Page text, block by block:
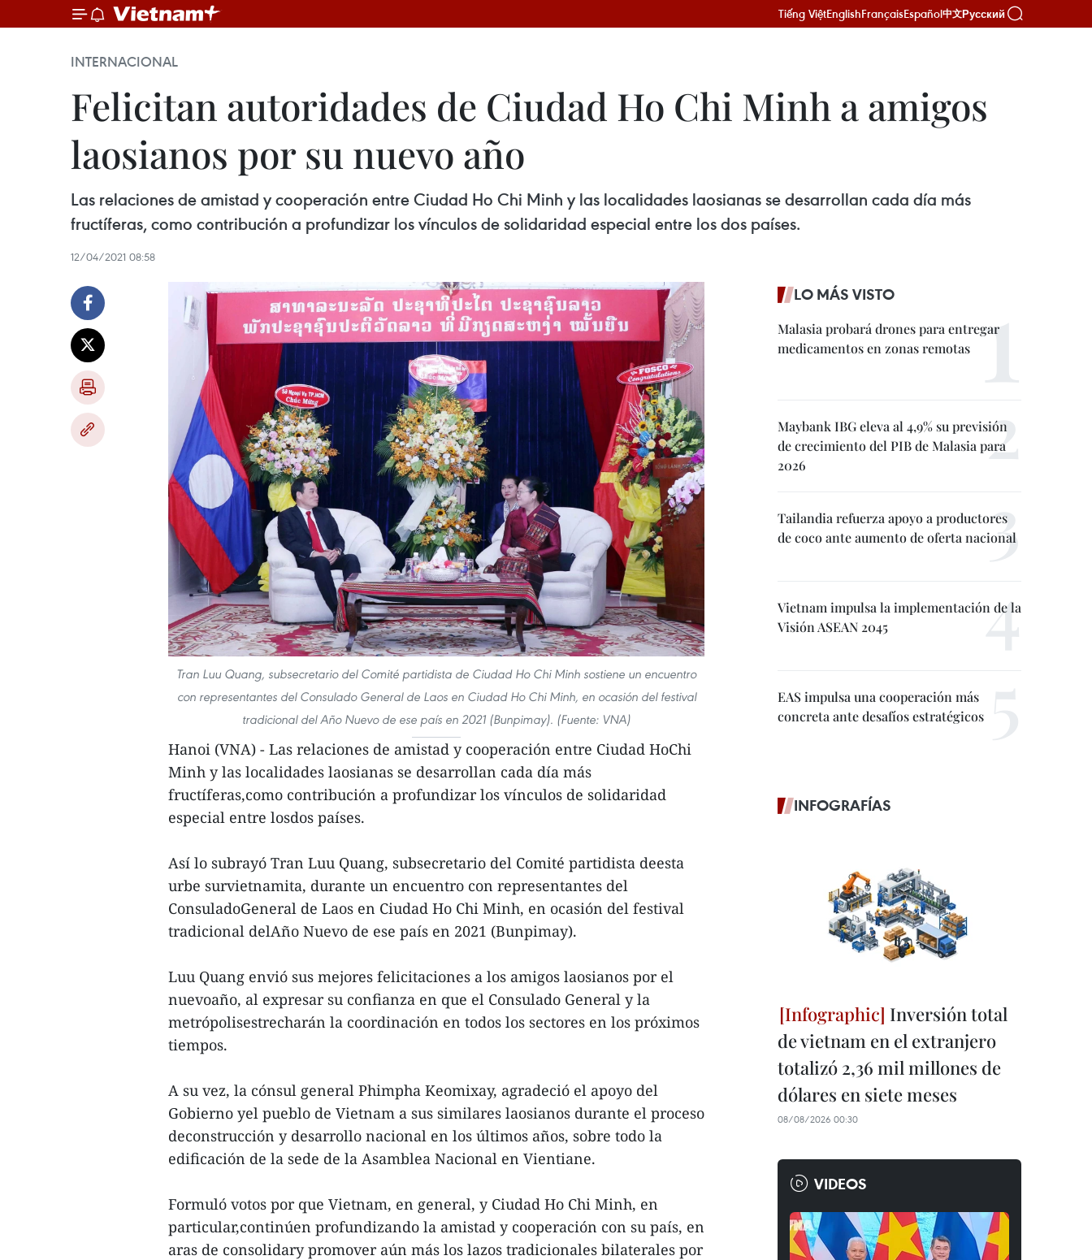
Tiếng ViệtEnglishFrançaisEspañol中文Русский
INTERNACIONAL
Felicitan autoridades de Ciudad Ho Chi Minh a amigos
laosianos por su nuevo año
Las relaciones de amistad y cooperación entre Ciudad Ho Chi Minh y las localidades laosianas se desarrollan cada día más
fructíferas, como contribución a profundizar los vínculos de solidaridad especial entre los dos países.
12/04/2021 08:58
Tran Luu Quang, subsecretario del Comité partidista de Ciudad Ho Chi Minh sostiene un encuentro
con representantes del Consulado General de Laos en Ciudad Ho Chi Minh, en ocasión del festival
tradicional del Año Nuevo de ese país en 2021 (Bunpimay). (Fuente: VNA)
Hanoi (VNA) - Las relaciones de amistad y cooperación entre Ciudad HoChi
Minh y las localidades laosianas se desarrollan cada día más
fructíferas,como contribución a profundizar los vínculos de solidaridad
especial entre losdos países.
Así lo subrayó Tran Luu Quang, subsecretario del Comité partidista deesta
urbe survietnamita, durante un encuentro con representantes del
ConsuladoGeneral de Laos en Ciudad Ho Chi Minh, en ocasión del festival
tradicional delAño Nuevo de ese país en 2021 (Bunpimay).
Luu Quang envió sus mejores felicitaciones a los amigos laosianos por el
nuevoaño, al expresar su confianza en que el Consulado General y la
metrópolisestrecharán la coordinación en todos los sectores en los próximos
tiempos.
A su vez, la cónsul general Phimpha Keomixay, agradeció el apoyo del
Gobierno yel pueblo de Vietnam a sus similares laosianos durante el proceso
deconstrucción y desarrollo nacional en los últimos años, sobre todo la
edificación de la sede de la Asamblea Nacional en Vientiane.
Formuló votos por que Vietnam, en general, y Ciudad Ho Chi Minh, en
particular,continúen profundizando la amistad y cooperación con su país, en
aras de consolidary promover aún más los lazos tradicionales bilaterales por
LO MÁS VISTO
Malasia probará drones para entregar
medicamentos en zonas remotas
Maybank IBG eleva al 4,9% su previsión
de crecimiento del PIB de Malasia para
2026
Tailandia refuerza apoyo a productores
de coco ante aumento de oferta nacional
Vietnam impulsa la implementación de la
Visión ASEAN 2045
EAS impulsa una cooperación más
concreta ante desafíos estratégicos
INFOGRAFÍAS
Inversión total
de vietnam en el extranjero
totalizó 2,36 mil millones de
dólares en siete meses
08/08/2026 00:30
VIDEOS